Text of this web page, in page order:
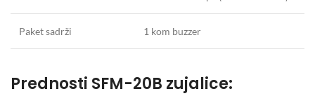
Paket sadrži 1 kom buzzer
Prednosti SFM-20B zujalice: